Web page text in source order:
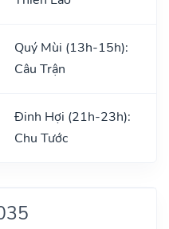
Quý Mùi (13h-15h):
Câu Trận
Đinh Hợi (21h-23h):
Chu Tước